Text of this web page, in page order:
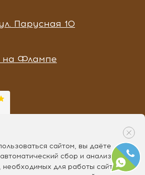
Парусная 10
на Флампе
», 2017
сайтом, вы даёте
сбор и анализ
для работы сайта